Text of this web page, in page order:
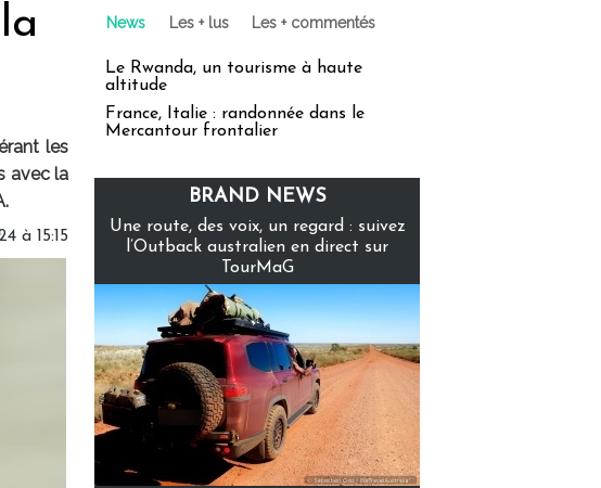
les
avec la
à 15:15
News Les + lus Les + commentés
Le Rwanda, un tourisme à haute
altitude
France, Italie : randonnée dans le
Mercantour frontalier
BRAND NEWS
Une route, des voix, un regard : suivez
l’Outback australien en direct sur
TourMaG